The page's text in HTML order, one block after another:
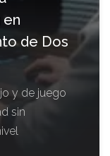
en
de Dos
y de juego
sin